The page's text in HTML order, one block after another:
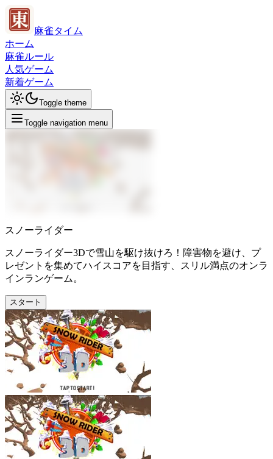
麻雀タイム
ホーム
麻雀ルール
人気ゲーム
新着ゲーム
Toggle theme
Toggle navigation menu
スノーライダー
スノーライダー3Dで雪山を駆け抜けろ！障害物を避け、プ
レゼントを集めてハイスコアを目指す、スリル満点のオンラ
インランゲーム。
スタート